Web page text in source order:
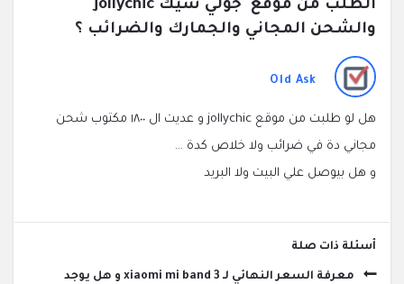
الاحدث
الطلب من موقع  جولي شيك jollychic
والشحن المجاني والجمارك والضرائب ؟
Old Ask
هل لو طلبت من موقع jollychic و عديت ال ١٨٠٠ مكتوب شحن
مجاني دة في ضرائب ولا خلاص كدة …
و هل بيوصل علي البيت ولا البريد
‫أسئلة ذات صلة
معرفة السعر النهائي لـ xiaomi mi band 3 و هل يوجد